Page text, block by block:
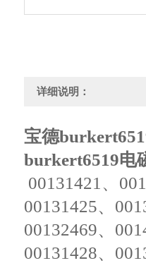
详细说明：
宝德
burkert6519电
00131421、
00131425、
00132469、
00131428、